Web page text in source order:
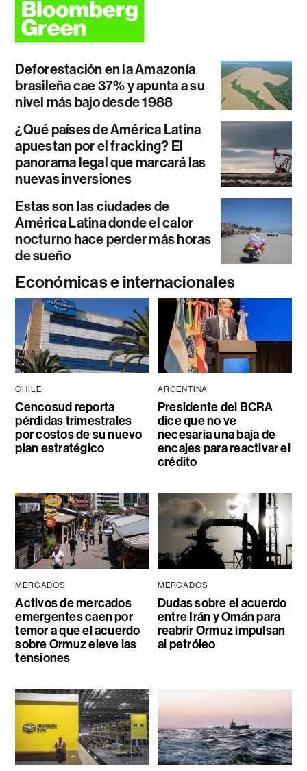
Deforestación en la Amazonía
brasileña cae 37% y apunta a su
nivel más bajo desde 1988
¿Qué países de América Latina
apuestan por el fracking? El
panorama legal que marcará las
nuevas inversiones
Estas son las ciudades de
América Latina donde el calor
nocturno hace perder más horas
de sueño
Económicas e internacionales
CHILE
Cencosud reporta
pérdidas trimestrales
por costos de su nuevo
plan estratégico
ARGENTINA
Presidente del BCRA
dice que no ve
necesaria una baja de
encajes para reactivar el
crédito
MERCADOS
Activos de mercados
emergentes caen por
temor a que el acuerdo
sobre Ormuz eleve las
tensiones
MERCADOS
Dudas sobre el acuerdo
entre Irán y Omán para
reabrir Ormuz impulsan
al petróleo